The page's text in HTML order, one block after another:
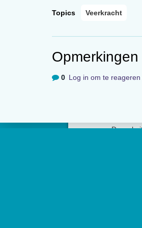
Topics Veerkracht
Opmerkingen
0 Log in om te
De